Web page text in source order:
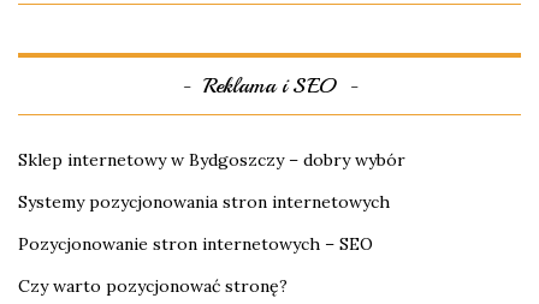
Reklama i SEO
Sklep internetowy w Bydgoszczy – dobry wybór
Systemy pozycjonowania stron internetowych
Pozycjonowanie stron internetowych – SEO
Czy warto pozycjonować stronę?